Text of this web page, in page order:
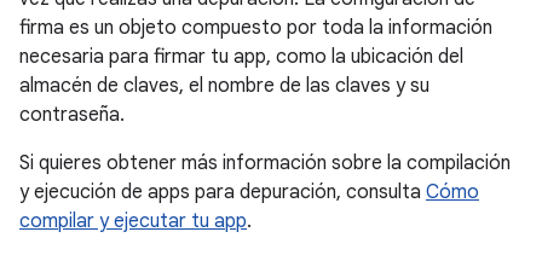
firma es un objeto compuesto por toda la información
necesaria para firmar tu app, como la ubicación del
almacén de claves, el nombre de las claves y su
contraseña.
Si quieres obtener más información sobre la compilación
y ejecución de apps para depuración, consulta Cómo
compilar y ejecutar tu app.